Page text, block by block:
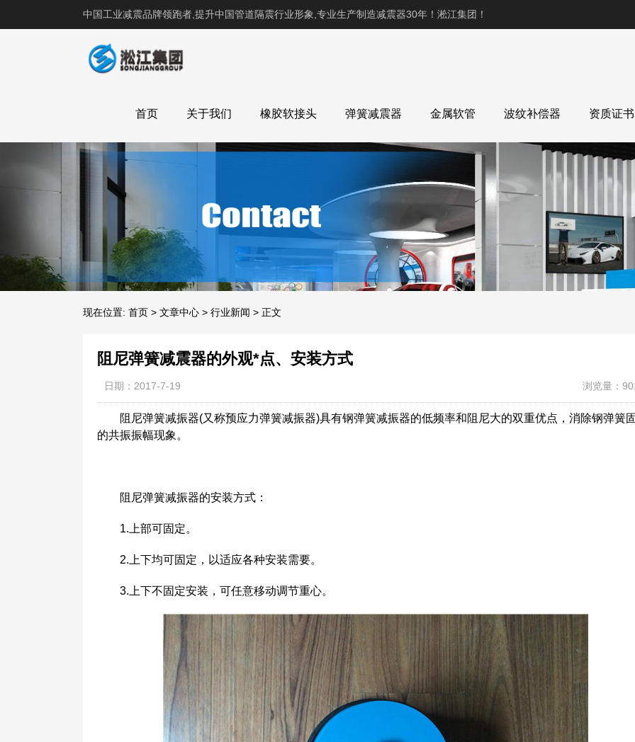
中国工业减震品牌领跑者,提升中国管道隔震行业形象,专业生产制造减震器30年！淞江集团！
首页 关于我们 橡胶软接头 弹簧减震器 金属软管 波纹补偿器 资质证书
现在位置: 首页 > 文章中心 > 行业新闻 > 正文
阻尼弹簧减震器的外观*点、安装方式
日期：2017-7-19 浏览量：
阻尼弹簧减振器(又称预应力弹簧减振器)具有钢弹簧减振器的低频率和阻尼大的双重优点，消除钢弹簧
的共振振幅现象。
阻尼弹簧减振器的安装方式：
1.上部可固定。
2.上下均可固定，以适应各种安装需要。
3.上下不固定安装，可任意移动调节重心。